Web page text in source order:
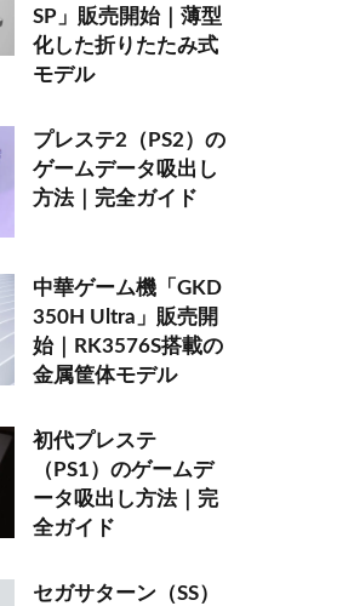
SP」販売開始｜薄型
化した折りたたみ式
モデル
プレステ2（PS2）の
ゲームデータ吸出し
方法｜完全ガイド
中華ゲーム機「GKD
350H Ultra」販売開
始｜RK3576S搭載の
金属筐体モデル
初代プレステ
（PS1）のゲームデ
ータ吸出し方法｜完
全ガイド
セガサターン（SS）